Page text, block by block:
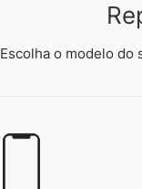
Escolha o modelo do